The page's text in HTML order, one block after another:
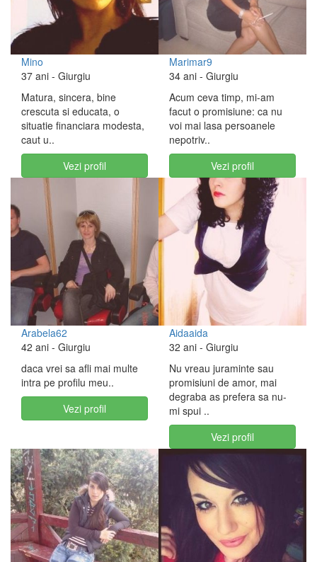
Mino
37 ani - Giurgiu
Matura, sincera, bine
crescuta si educata, o
situatie financiara modesta,
caut u..
Vezi profil
Marimar9
34 ani - Giurgiu
Acum ceva timp, mi-am
facut o promisiune: ca nu
voi mai lasa persoanele
nepotriv..
Vezi profil
Arabela62
42 ani - Giurgiu
daca vrei sa afli mai multe
intra pe profilu meu..
Vezi profil
Aidaaida
32 ani - Giurgiu
Nu vreau juraminte sau
promisiuni de amor, mai
degraba as prefera sa nu-
mi spui ..
Vezi profil